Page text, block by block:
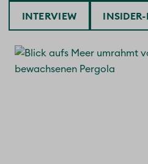
INSIDER-
INTERVIEW